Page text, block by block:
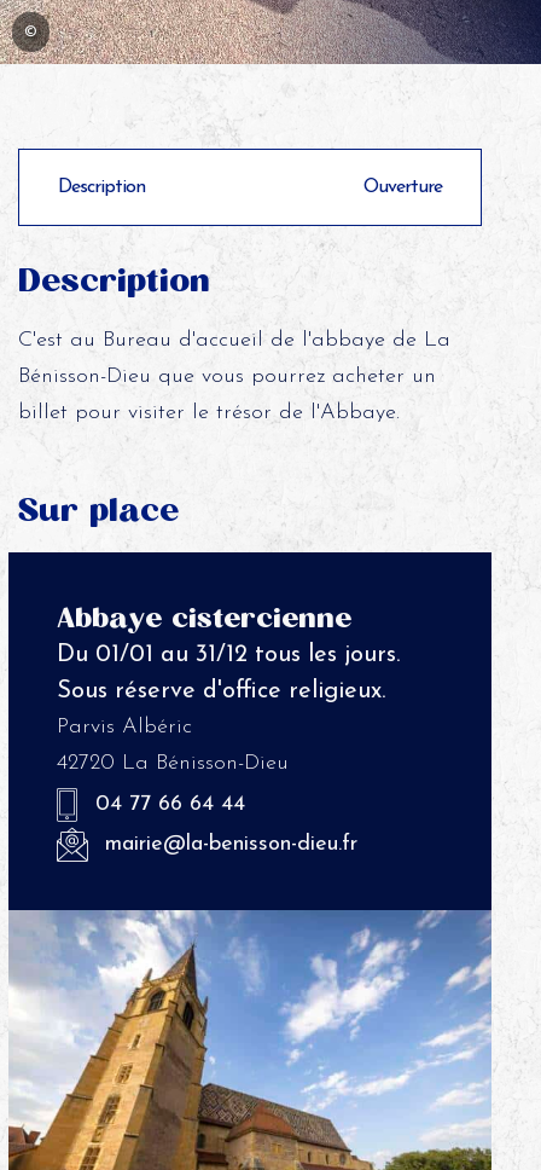
©
Description Ouverture
Description
C'est au Bureau d'accueil de l'abbaye de La
Bénisson-Dieu que vous pourrez acheter un
billet pour visiter le trésor de l'Abbaye.
Sur place
Abbaye cistercienne
Du 01/01 au 31/12 tous les jours.
Sous réserve d'office religieux.
Parvis Albéric
42720 La Bénisson-Dieu
04 77 66 64 44
mairie@la-benisson-dieu.fr